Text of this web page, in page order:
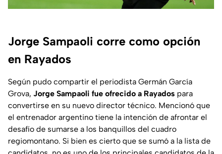
Jorge Sampaoli corre como opción
en Rayados
Según pudo compartir el periodista Germán García
Grova, Jorge Sampaoli fue ofrecido a Rayados para
convertirse en su nuevo director técnico. Mencionó que
el entrenador argentino tiene la intención de afrontar el
desafío de sumarse a los banquillos del cuadro
regiomontano. Si bien es cierto que se sumó a la lista de